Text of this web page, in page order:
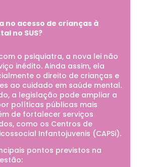
no acesso de crianças à
no SUS?
o psiquiatra, a nova lei não
inédito. Ainda assim, ela
o direito de crianças e
ao cuidado em saúde mental.
a legislação pode ampliar a
políticas públicas mais
de fortalecer serviços
como os Centros de
Infantojuvenis (CAPSi).
pontos previstos na